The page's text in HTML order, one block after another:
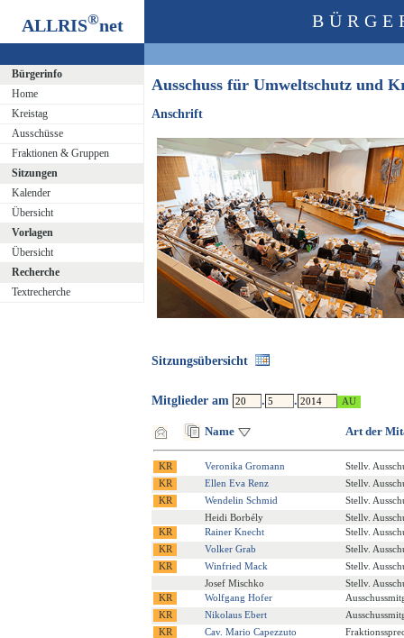
ALLRIS®net
Bürgerinfo
Home
Kreistag
Ausschüsse
Fraktionen & Gruppen
Sitzungen
Kalender
Übersicht
Vorlagen
Übersicht
Recherche
Textrecherche
Ausschuss für Umweltschutz und
Anschrift
Sitzungsübersicht
Mitglieder am . .
Name Art der
Veronika Gromann
Stellv.
Ellen Eva Renz
Stellv.
Wendelin Schmid
Stellv.
Heidi Borbély
Stellv.
Rainer Knecht
Stellv.
Volker Grab
Stellv.
Winfried Mack
Stellv.
Josef Mischko
Stellv.
Wolfgang Hofer
Nikolaus Ebert
Cav. Mario Capezzuto